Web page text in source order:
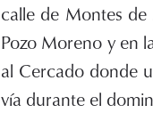
calle de Montes
Pozo Moreno y en
al Cercado donde
vía durante el